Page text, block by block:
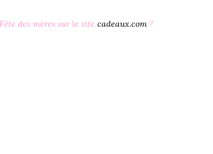
des mères sur le site cadeaux.com ?